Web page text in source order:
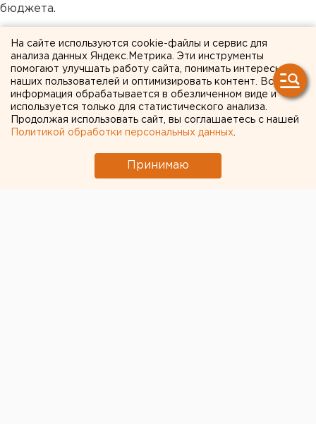
бюджета.
На сайте используются cookie-файлы и сервис для
анализа данных Яндекс.Метрика. Эти инструменты
помогают улучшать работу сайта, понимать интересы
наших пользователей и оптимизировать контент. Вся
информация обрабатывается в обезличенном виде и
используется только для статистического анализа.
Продолжая использовать сайт, вы соглашаетесь с нашей
Политикой обработки персональных данных
Принимаю